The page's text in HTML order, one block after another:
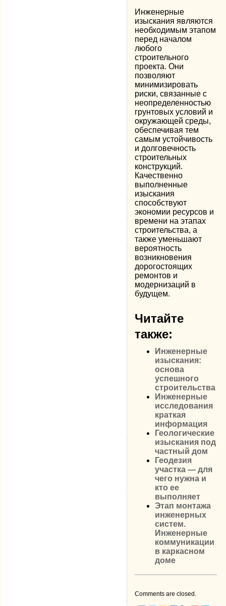
Инженерные
изыскания являются
необходимым этапом
перед началом
любого
строительного
проекта. Они
позволяют
минимизировать
риски, связанные с
неопределенностью
грунтовых условий и
окружающей среды,
обеспечивая тем
самым устойчивость
и долговечность
строительных
конструкций.
Качественно
выполненные
изыскания
способствуют
экономии ресурсов и
времени на этапах
строительства, а
также уменьшают
вероятность
возникновения
дорогостоящих
ремонтов и
модернизаций в
будущем.
Читайте
также:
Инженерные
изыскания:
основа
успешного
строительства
Инженерные
исследования
краткая
информация
Геологические
изыскания под
частный дом
Геодезия
участка — для
чего нужна и
кто ее
выполняет
Этап монтажа
инженерных
систем.
Инженерные
коммуникации
в каркасном
доме
Comments are closed.